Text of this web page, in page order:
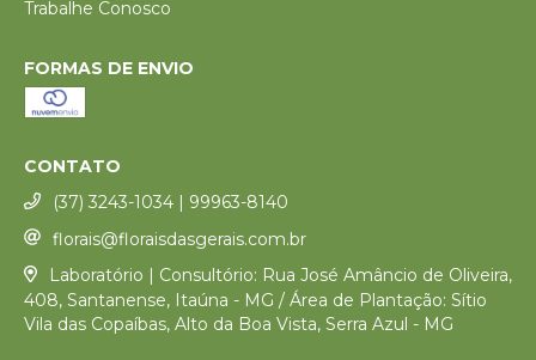
Trabalhe Conosco
FORMAS DE ENVIO
CONTATO
(37) 3243-1034 | 99963-8140
florais@floraisdasgerais.com.br
Laboratório | Consultório: Rua José Amâncio de Oliveira,
408, Santanense, Itaúna - MG / Área de Plantação: Sítio
Vila das Copaíbas, Alto da Boa Vista, Serra Azul - MG